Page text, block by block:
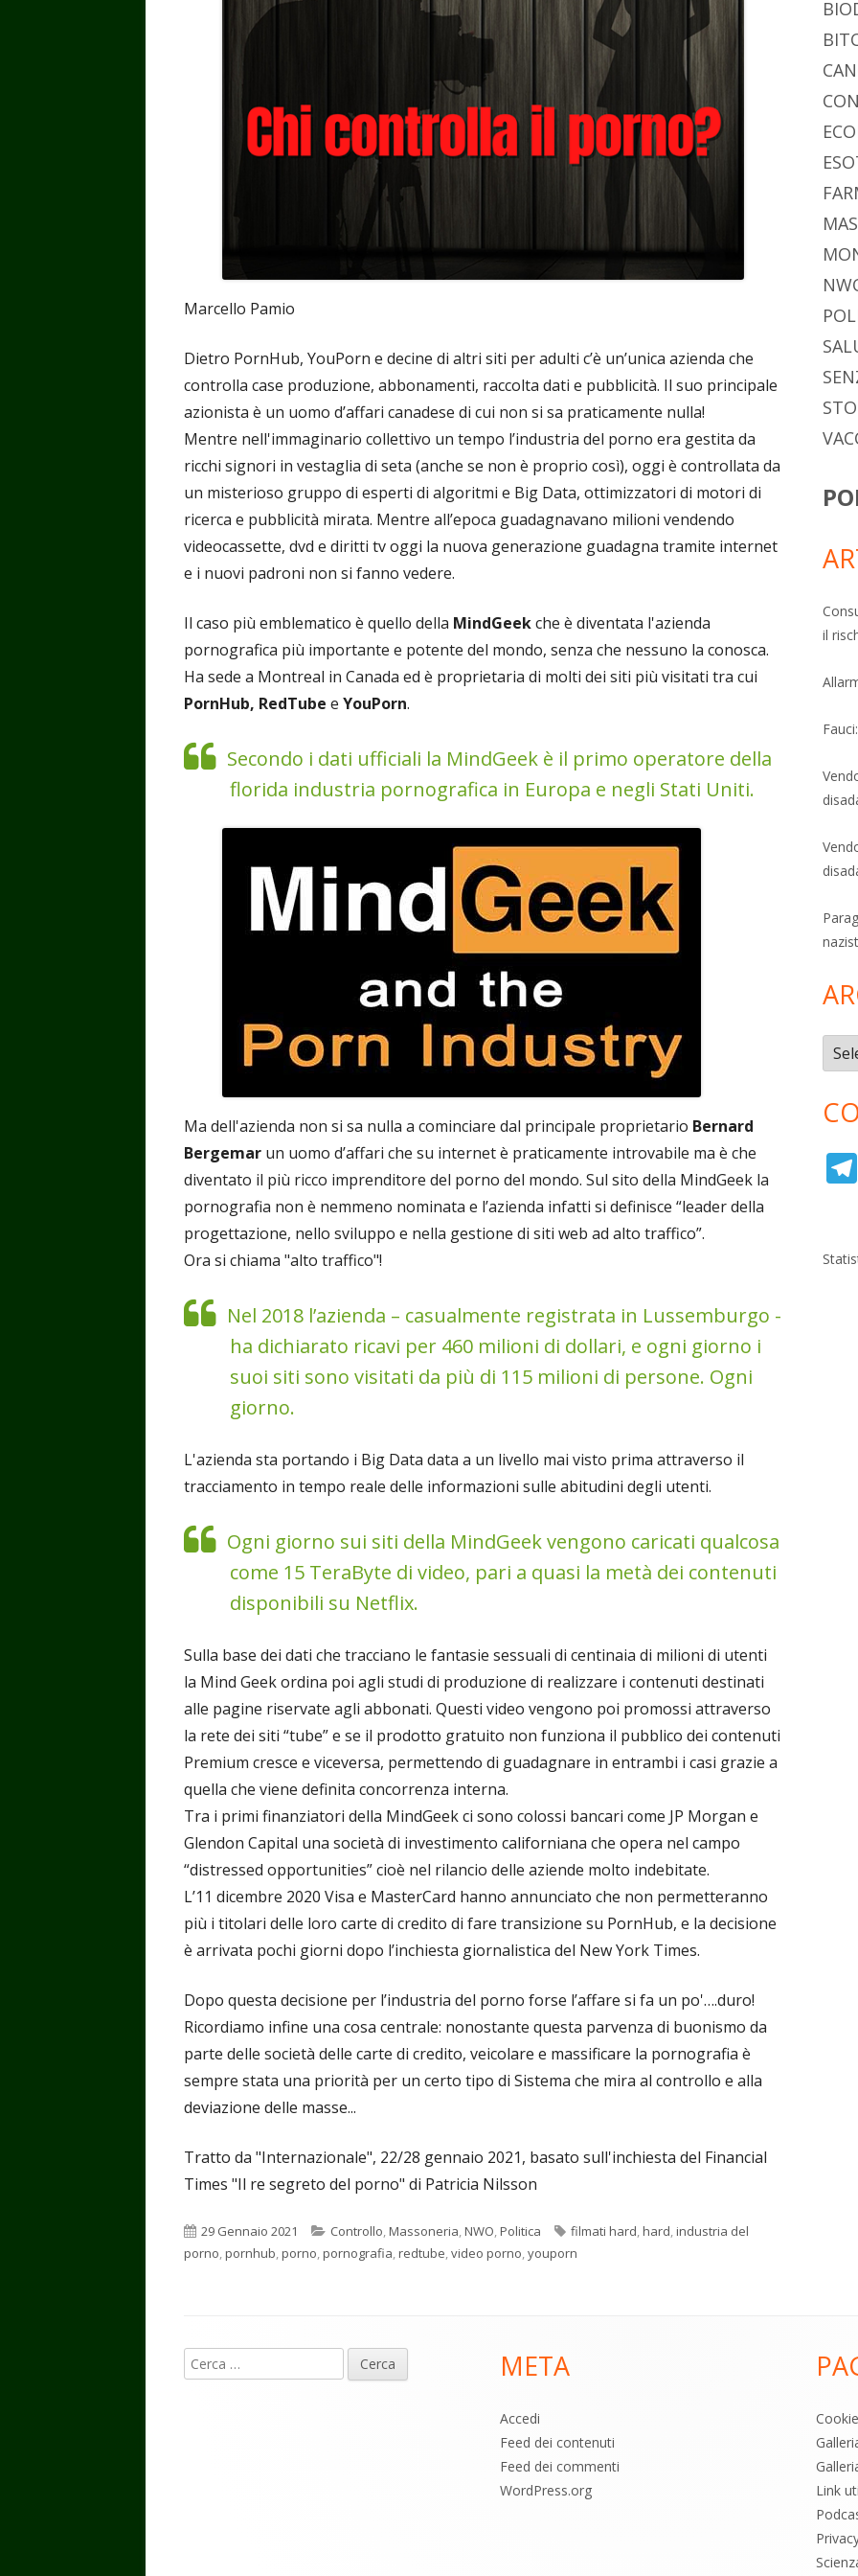
Marcello Pamio
Dietro PornHub, YouPorn e decine di altri siti per adulti c’è un’unica azienda che
controlla case produzione, abbonamenti, raccolta dati e pubblicità. Il suo principale
azionista è un uomo d’affari canadese di cui non si sa praticamente nulla!
Mentre nell'immaginario collettivo un tempo l’industria del porno era gestita da
ricchi signori in vestaglia di seta (anche se non è proprio così), oggi è controllata da
un misterioso gruppo di esperti di algoritmi e Big Data, ottimizzatori di motori di
ricerca e pubblicità mirata. Mentre all’epoca guadagnavano milioni vendendo
videocassette, dvd e diritti tv oggi la nuova generazione guadagna tramite internet
e i nuovi padroni non si fanno vedere.
Il caso più emblematico è quello della MindGeekche è diventata l'azienda
pornografica più importante e potente del mondo, senza che nessuno la conosca.
Ha sede a Montreal in Canada ed è proprietaria di molti dei siti più visitati tra cui
PornHub, RedTube e YouPorn.
Secondo i dati ufficiali la MindGeek è il primo operatore della
florida industria pornografica in Europa e negli Stati Uniti.
Ma dell'azienda non si sa nulla a cominciare dal principale proprietario Bernard
Bergemar un uomo d’affari che su internet è praticamente introvabile ma è che
diventato il più ricco imprenditore del porno del mondo. Sul sito della MindGeek la
pornografia non è nemmeno nominata e l’azienda infatti si definisce “leader della
progettazione, nello sviluppo e nella gestione di siti web ad alto traffico”.
Ora si chiama "alto traffico"!
Nel 2018 l’azienda – casualmente registrata in Lussemburgo -
ha dichiarato ricavi per 460 milioni di dollari, e ogni giorno i
suoi siti sono visitati da più di 115 milioni di persone. Ogni
giorno.
L'azienda sta portando i Big Data data a un livello mai visto prima attraverso il
tracciamento in tempo reale delle informazioni sulle abitudini degli utenti.
Ogni giorno sui siti della MindGeek vengono caricati qualcosa
come 15 TeraByte di video, pari a quasi la metà dei contenuti
disponibili su Netflix.
Sulla base dei dati che tracciano le fantasie sessuali di centinaia di milioni di utenti
la Mind Geek ordina poi agli studi di produzione di realizzare i contenuti destinati
alle pagine riservate agli abbonati. Questi video vengono poi promossi attraverso
la rete dei siti “tube” e se il prodotto gratuito non funziona il pubblico dei contenuti
Premium cresce e viceversa, permettendo di guadagnare in entrambi i casi grazie a
quella che viene definita concorrenza interna.
Tra i primi finanziatori della MindGeek ci sono colossi bancari come JP Morgan e
Glendon Capital una società di investimento californiana che opera nel campo
“distressed opportunities” cioè nel rilancio delle aziende molto indebitate.
L’11 dicembre 2020 Visa e MasterCard hanno annunciato che non permetteranno
più i titolari delle loro carte di credito di fare transizione su PornHub, e la decisione
è arrivata pochi giorni dopo l’inchiesta giornalistica del New York Times.
Dopo questa decisione per l’industria del porno forse l’affare si fa un po'….duro!
Ricordiamo infine una cosa centrale: nonostante questa parvenza di buonismo da
parte delle società delle carte di credito, veicolare e massificare la pornografia è
sempre stata una priorità per un certo tipo di Sistema che mira al controllo e alla
deviazione delle masse...
Tratto da "Internazionale", 22/28 gennaio 2021, basato sull'inchiesta del Financial
Times "Il re segreto del porno" di Patricia Nilsson
Pubblicato
29 Gennaio 2021 Categorie
Controllo,Massoneria,NWO,Politica Tag
filmati hard,hard,industria del
porno,pornhub,porno,pornografia,redtube,video porno,youporn
il
piè
Ricerca
per:
META
Accedi
Feed dei contenuti
Feed dei commenti
WordPress.org
Link